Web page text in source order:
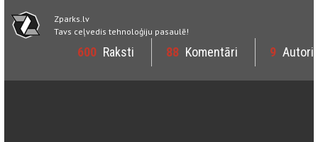
Zparks.lv
Tavs ceļvedis tehnoloģiju pasaulē!
600 Raksti 88 Komentāri 9 Autori